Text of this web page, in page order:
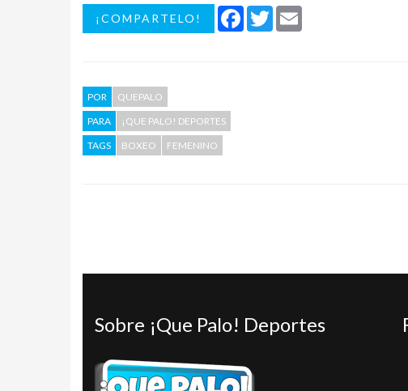
¡COMPARTELO! Facebook
Twitter
POR
QUEPALO
PARA
¡QUE PALO! DEPORTES
TAGS
BOXEO FEMENINO
Sobre ¡Que Palo! Deportes